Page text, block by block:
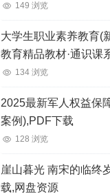
149 浏览
大学生职业素养教育(
教育精品教材·通识课
134 浏览
2025最新军人权益保
案例),PDF下载
128 浏览
崖山暮光 南宋的临终
载,网盘资源